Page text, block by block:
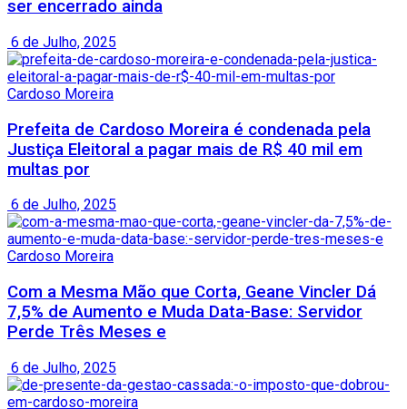
ser encerrado ainda
6 de Julho, 2025
Cardoso Moreira
Prefeita de Cardoso Moreira é condenada pela
Justiça Eleitoral a pagar mais de R$ 40 mil em
multas por
6 de Julho, 2025
Cardoso Moreira
Com a Mesma Mão que Corta, Geane Vincler Dá
7,5% de Aumento e Muda Data-Base: Servidor
Perde Três Meses e
6 de Julho, 2025